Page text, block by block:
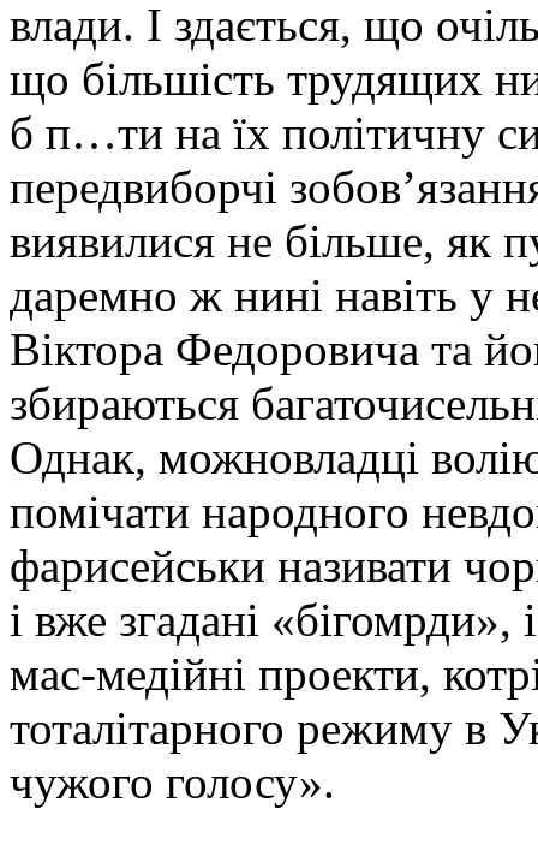
влади. І здається, що
що більшість трудящих
б п…ти на їх політичну
передвиборчі
виявилися не більше, як
даремно ж нині навіть у
Віктора Федоровича та
збираються
Однак, можновладці
помічати народного
фарисейськи називати
і вже згадані «бігомрди»,
мас-медійні проекти,
тоталітарного режиму в
чужого голосу».